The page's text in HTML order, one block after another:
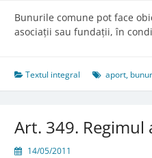
Bunurile comune pot face
asociații sau fundații, în
Textul integral aport,
Art. 349.
14/05/2011